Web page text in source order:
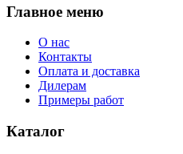
Главное меню
О нас
Контакты
Оплата и доставка
Дилерам
Примеры работ
Каталог